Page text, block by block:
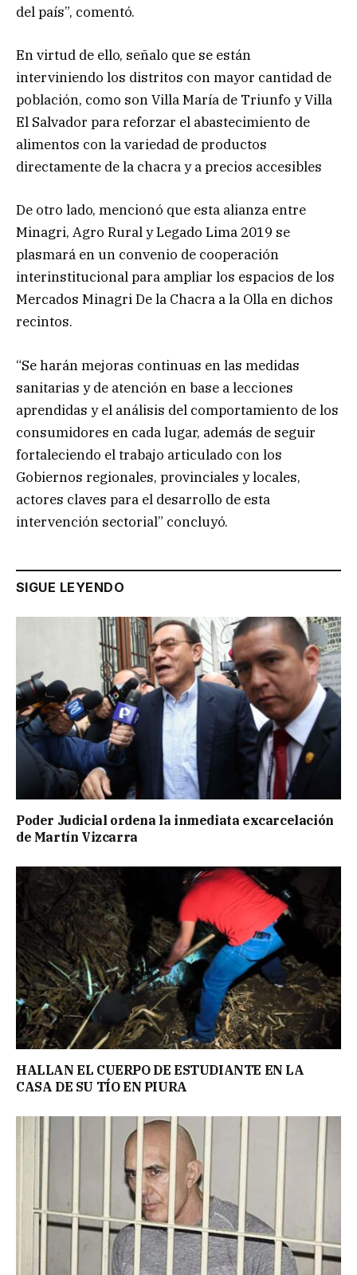
del país”, comentó.
En virtud de ello, señalo que se están
interviniendo los distritos con mayor cantidad de
población, como son Villa María de Triunfo y Villa
El Salvador para reforzar el abastecimiento de
alimentos con la variedad de productos
directamente de la chacra y a precios accesibles
De otro lado, mencionó que esta alianza entre
Minagri, Agro Rural y Legado Lima 2019 se
plasmará en un convenio de cooperación
interinstitucional para ampliar los espacios de los
Mercados Minagri De la Chacra a la Olla en dichos
recintos.
“Se harán mejoras continuas en las medidas
sanitarias y de atención en base a lecciones
aprendidas y el análisis del comportamiento de los
consumidores en cada lugar, además de seguir
fortaleciendo el trabajo articulado con los
Gobiernos regionales, provinciales y locales,
actores claves para el desarrollo de esta
intervención sectorial” concluyó.
SIGUE LEYENDO
Poder Judicial ordena la inmediata excarcelación
de Martín Vizcarra
HALLAN EL CUERPO DE ESTUDIANTE EN LA
CASA DE SU TÍO EN PIURA